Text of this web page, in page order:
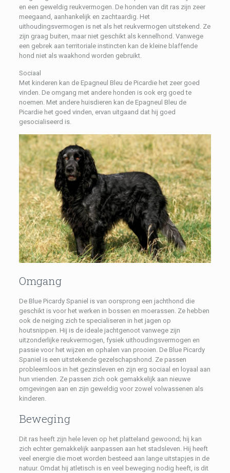
en een geweldig reukvermogen. De honden van dit ras zijn zeer
meegaand, aanhankelijk en zachtaardig. Het
uithoudingsvermogen is net als het reukvermogen uitstekend. Ze
zijn graag buiten, maar niet geschikt als kennelhond. Vanwege
een gebrek aan territoriale instincten kan de kleine blaffende
hond niet als waakhond worden gebruikt.
Sociaal
Met kinderen kan de Epagneul Bleu de Picardie het zeer goed
vinden. De omgang met andere honden is ook erg goed te
noemen. Met andere huisdieren kan de Epagneul Bleu de
Picardie het goed vinden, ervan uitgaand dat hij goed
gesocialiseerd is.
Omgang
De Blue Picardy Spaniel is van oorsprong een jachthond die
geschikt is voor het werken in bossen en moerassen. Ze hebben
ook de neiging zich te specialiseren in het jagen op
houtsnippen. Hij is de ideale jachtgenoot vanwege zijn
uitzonderlijke reukvermogen, fysiek uithoudingsvermogen en
passie voor het wijzen en ophalen van prooien. De Blue Picardy
Spaniel is een uitstekende gezelschapshond. Ze passen
probleemloos in het gezinsleven en zijn erg sociaal en loyaal aan
hun vrienden. Ze passen zich ook gemakkelijk aan nieuwe
omgevingen aan en zijn geweldig voor zowel volwassenen als
kinderen.
Beweging
Dit ras heeft zijn hele leven op het platteland gewoond; hij kan
zich echter gemakkelijk aanpassen aan het stadsleven. Hij heeft
veel energie die moet worden besteed aan lange uitstapjes in de
natuur. Omdat hij atletisch is en veel beweging nodig heeft, is dit